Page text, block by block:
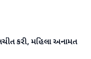
કરી, મહિલા અનામત